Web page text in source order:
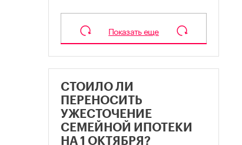
Показать еще
СТОИЛО ЛИ
ПЕРЕНОСИТЬ
УЖЕСТОЧЕНИЕ
СЕМЕЙНОЙ ИПОТЕКИ
НА 1 ОКТЯБРЯ?